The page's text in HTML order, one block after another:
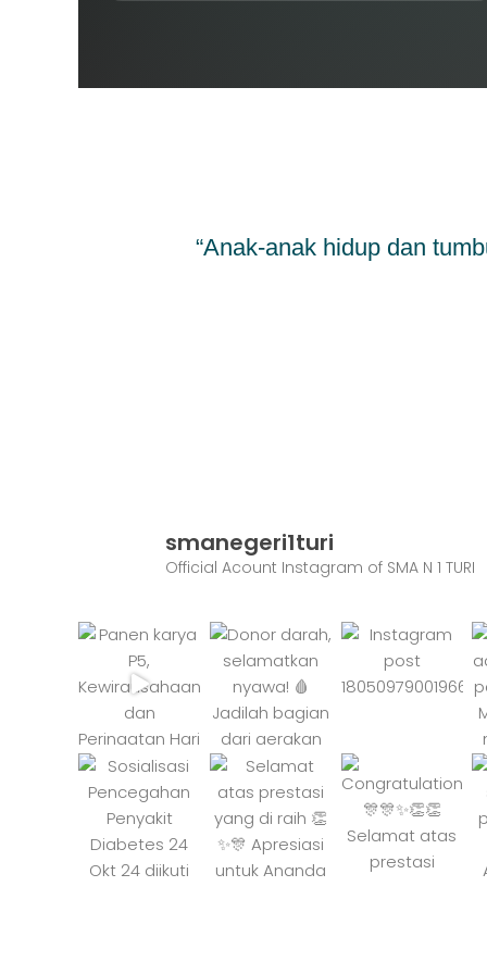
“Anak-anak hidup dan
smanegeri1turi
Official Acount Instagram of SMA N 1 TURI